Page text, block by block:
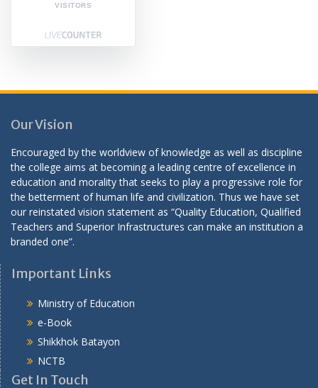
VISITORS
Our Vision
Encouraged by the worldview of knowledge as well as discipline
the college aims at becoming a leading centre of excellence in
education and morality that seeks to play a progressive role for
the betterment of human life and civilization. Thus we have set
our reinstated vision statement as “Quality Education, Qualified
Teachers and Superior Infrastructures can make an institution a
branded one”.
Important Links
Ministry of Education
e-Book
Shikkhok Batayon
NCTB
Get In Touch